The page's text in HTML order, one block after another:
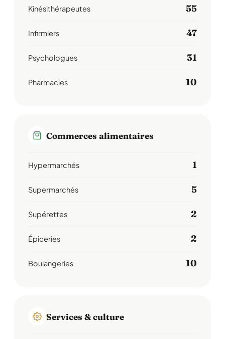
Kinésithérapeutes 55
Infirmiers 47
Psychologues 31
Pharmacies 10
Commerces alimentaires
Hypermarchés 1
Supermarchés 5
Supérettes 2
Épiceries 2
Boulangeries 10
Services & culture